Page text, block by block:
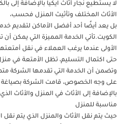
لا يستطيع نجار أثاث ايكيا بالإضافة إلى
الأثاث المختلف وتأثيث المنزل فحسب،
بل يعد أيضًا أحد أفضل الأماكن لتقديم
الكويت.تأتي الخدمة المميزة التي يمكن
الأولى عندما يرغب العملاء في نقل
حتى اكتمال التسليم، تظل الأمتعة في
وتضمن أن الخدمة التي تقدمها الشركة
على وجه الخصوص، قامت الشركة بصياغة
بالإضافة إلى الأثاث في المنزل والأثاث
مناسبة للمنزل
حيث يتم نقل الأثاث والمنزل الذي يتم نقل